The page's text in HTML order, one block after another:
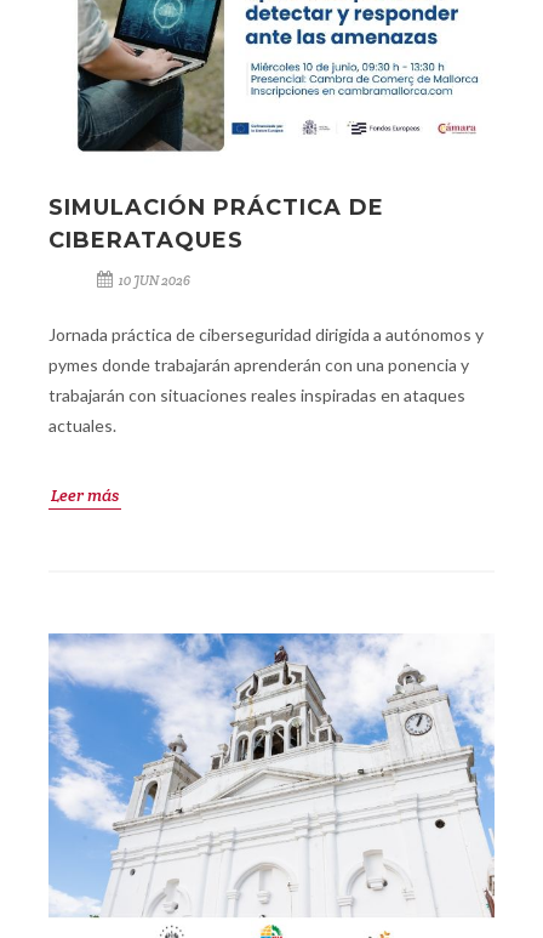
SIMULACIÓN PRÁCTICA DE
CIBERATAQUES
10 JUN 2026
Jornada práctica de ciberseguridad dirigida a autónomos y
pymes donde trabajarán aprenderán con una ponencia y
trabajarán con situaciones reales inspiradas en ataques
actuales.
Leer más